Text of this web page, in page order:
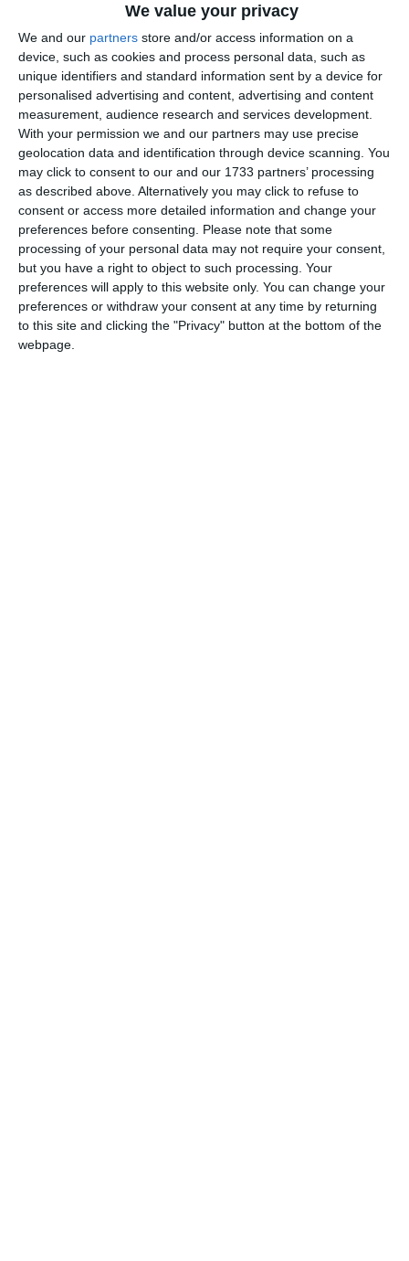
We value your privacy
We and our partners store and/or access information on a
device, such as cookies and process personal data, such as
unique identifiers and standard information sent by a device for
personalised advertising and content, advertising and content
measurement, audience research and services development.
With your permission we and our partners may use precise
geolocation data and identification through device scanning. You
may click to consent to our and our 1733 partners’ processing
as described above. Alternatively you may click to refuse to
consent or access more detailed information and change your
preferences before consenting.
Please note that some
processing of your personal data may not require your consent,
but you have a right to object to such processing. Your
preferences will apply to this website only. You can change your
preferences or withdraw your consent at any time by returning
to this site and clicking the "Privacy" button at the bottom of the
webpage.
cu 5 grade mai mică decât temperatura ambientală.
Pentru a preveni incendiile în perioada caniculei,
recomandăm respectarea următoarelor măsuri:
respectați normele de prevenire și stingere a
incendiilor;
nu utilizați focul deschis în zonele cu vegetație uscată,
la distanțe mici față de locurile cu pericol de explozie
sau față de materiale combustibile, fără a-l
supraveghea și asigura prin măsuri corespunzătoare;
nu expuneți la soare sau în zone supraîncălzite
recipiente sau rezervoare ce conțin lichide inflamabile
sau gaze sub presiune;
pregătiți hrana prin utilizarea focului deschis doar în
locurile special amenajate, în condiții și la distanțe
care să nu permită propagarea focului la construcții,
depozite, culturi agricole, păduri, plantații sau la alte